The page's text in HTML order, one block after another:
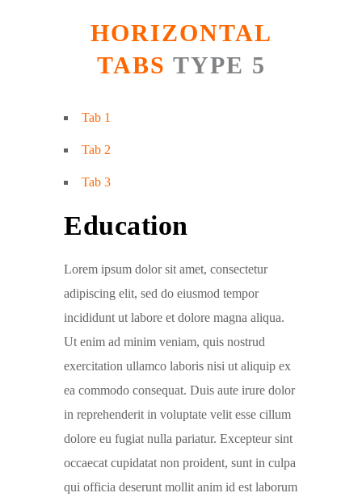
HORIZONTAL
TABS TYPE 5
Tab 1
Tab 2
Tab 3
Education
Lorem ipsum dolor sit amet, consectetur
adipiscing elit, sed do eiusmod tempor
incididunt ut labore et dolore magna aliqua.
Ut enim ad minim veniam, quis nostrud
exercitation ullamco laboris nisi ut aliquip ex
ea commodo consequat. Duis aute irure dolor
in reprehenderit in voluptate velit esse cillum
dolore eu fugiat nulla pariatur. Excepteur sint
occaecat cupidatat non proident, sunt in culpa
qui officia deserunt mollit anim id est laborum